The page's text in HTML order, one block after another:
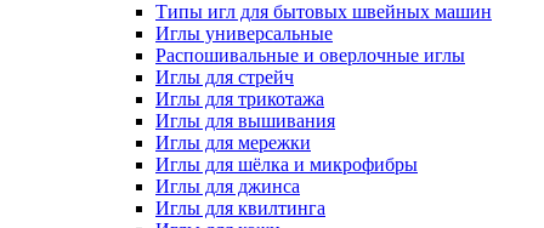
Типы игл для бытовых швейных машин
Иглы универсальные
Распошивальные и оверлочные иглы
Иглы для стрейч
Иглы для трикотажа
Иглы для вышивания
Иглы для мережки
Иглы для шёлка и микрофибры
Иглы для джинса
Иглы для квилтинга